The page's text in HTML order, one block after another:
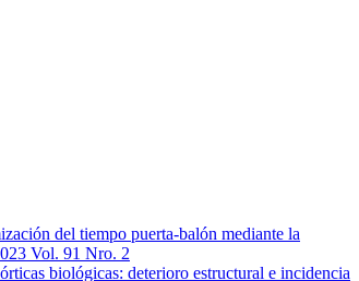
del tiempo puerta-balón mediante la
Vol. 91 Nro. 2
biológicas: deterioro estructural e incidencia